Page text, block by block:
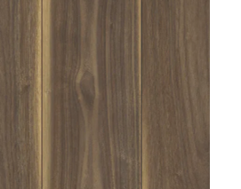
FOR SPC / LVT / WPC